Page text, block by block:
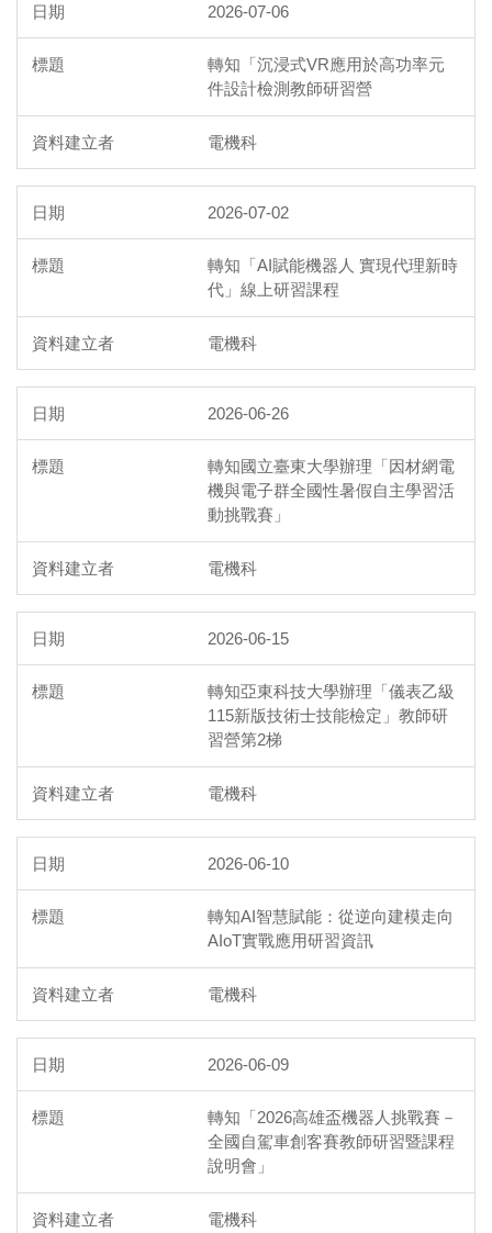
2026-07-06
轉知「沉浸式VR應用於高功率元
件設計檢測教師研習營
電機科
2026-07-02
轉知「AI賦能機器人 實現代理新時
代」線上研習課程
電機科
2026-06-26
轉知國立臺東大學辦理「因材網電
機與電子群全國性暑假自主學習活
動挑戰賽」
電機科
2026-06-15
轉知亞東科技大學辦理「儀表乙級
115新版技術士技能檢定」教師研
習營第2梯
電機科
2026-06-10
轉知AI智慧賦能：從逆向建模走向
AIoT實戰應用研習資訊
電機科
2026-06-09
轉知「2026高雄盃機器人挑戰賽－
全國自駕車創客賽教師研習暨課程
說明會」
電機科